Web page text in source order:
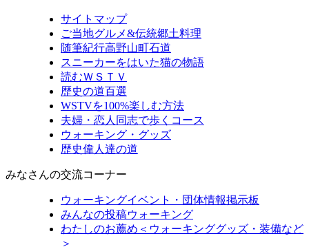
サイトマップ
ご当地グルメ&伝統郷土料理
随筆紀行高野山町石道
スニーカーをはいた猫の物語
読むＷＳＴＶ
歴史の道百選
WSTVを100%楽しむ方法
夫婦・恋人同志で歩くコース
ウォーキング・グッズ
歴史偉人達の道
みなさんの交流コーナー
ウォーキングイベント・団体情報掲示板
みんなの投稿ウォーキング
わたしのお薦め＜ウォーキンググッズ・装備など
＞